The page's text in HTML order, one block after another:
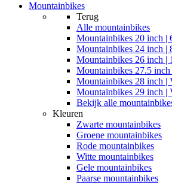
Mountainbikes
Terug
Alle mountainbikes
Mountainbikes 20 inch |
Mountainbikes 24 inch |
Mountainbikes 26 inch |
Mountainbikes 27.5 inch
Mountainbikes 28 inch |
Mountainbikes 29 inch |
Bekijk alle
Kleuren
Zwarte mountainbikes
Groene mountainbikes
Rode mountainbikes
Witte mountainbikes
Gele mountainbikes
Paarse mountainbikes